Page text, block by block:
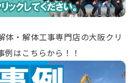
体・解体工事専門店の大阪クリ
はこちらから！！